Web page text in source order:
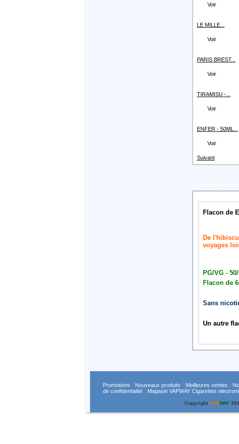
Voir
LE MILLE...
Voir
PARIS BREST...
Voir
TIRAMISU -...
Voir
ENFER - 50ML...
Voir
Suivant
Flacon de
De
voyages
PG/VG -
Flacon de
Sans
Un autre
Promotions Nouveaux produits Meilleures ventes
de confidentialité
Magasin VAPWAY Cigarettes
Copyright VAPWAY